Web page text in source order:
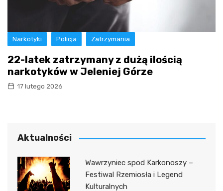
Narkotyki Policja Zatrzymania
22-latek zatrzymany z dużą ilością
narkotyków w Jeleniej Górze
17 lutego 2026
Aktualności
Wawrzyniec spod Karkonoszy –
Festiwal Rzemiosła i Legend
Kulturalnych